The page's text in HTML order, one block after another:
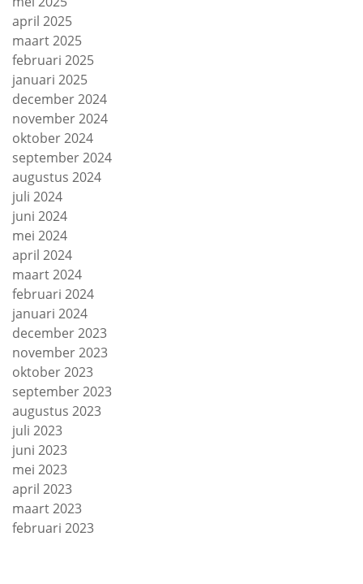
april 2025
maart 2025
februari 2025
januari 2025
december 2024
november 2024
oktober 2024
september 2024
augustus 2024
juli 2024
juni 2024
mei 2024
april 2024
maart 2024
februari 2024
januari 2024
december 2023
november 2023
oktober 2023
september 2023
augustus 2023
juli 2023
juni 2023
mei 2023
april 2023
maart 2023
februari 2023